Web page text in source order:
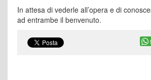
In attesa di vederle all’opera e di
ad entrambe il benvenuto.